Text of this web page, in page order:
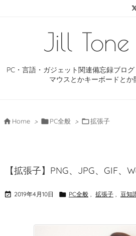
Jill Tone
PC・言語・ガジェット関連備忘録ブロ
マウスとかキーボードと
 Home > PC全般 > 拡張子
【拡張子】PNG、JPG、GIF、
 2019年4月10日  PC全般 , 拡張子 , 豆知